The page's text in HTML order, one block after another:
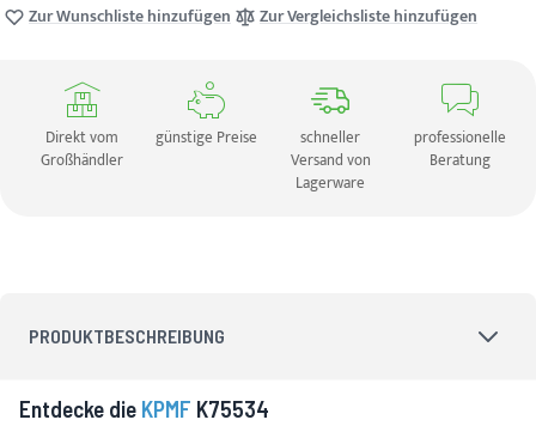
Zur Wunschliste hinzufügen Zur Vergleichsliste hinzufügen
Direkt vom
Großhändler
günstige Preise
schneller
Versand von
Lagerware
professionelle
Beratung
PRODUKTBESCHREIBUNG
Entdecke die KPMF K75534